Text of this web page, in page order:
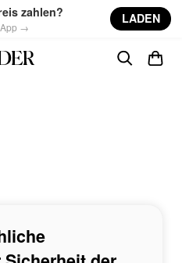
zahlen?
App →
LADEN